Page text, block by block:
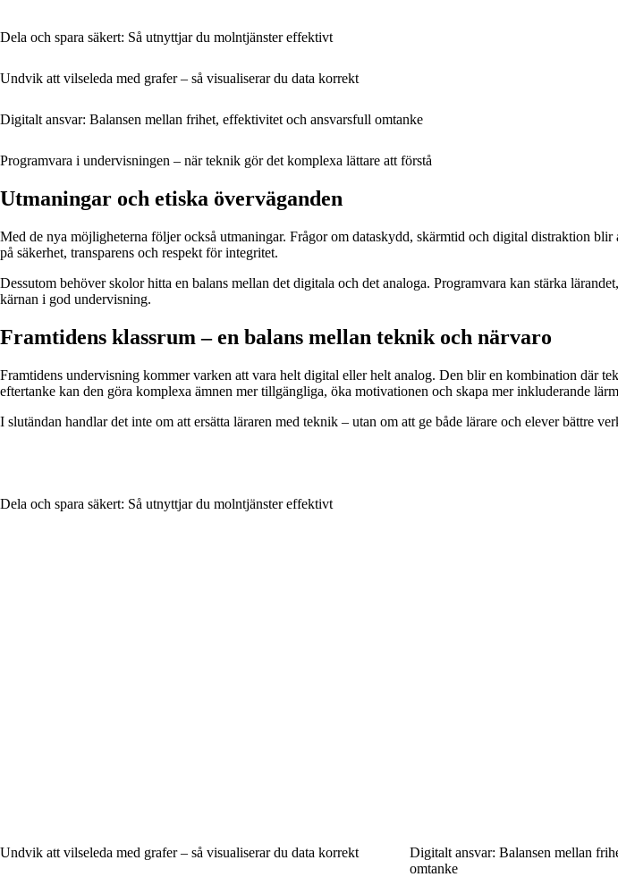
Dela och spara säkert: Så utnyttjar du molntjänster effektivt
Undvik att vilseleda med grafer – så visualiserar du data korrekt
Digitalt ansvar: Balansen mellan frihet, effektivitet och ansvarsfull omtanke
Programvara i undervisningen – när teknik gör det komplexa lättare att förstå
Utmaningar och etiska överväganden
Med de nya möjligheterna följer också utmaningar. Frågor om dataskydd, skärmtid och digital distraktion
på säkerhet, transparens och respekt för integritet.
Dessutom behöver skolor hitta en balans mellan det digitala och det analoga. Programvara kan stärka
kärnan i god undervisning.
Framtidens klassrum – en balans mellan teknik och närvaro
Framtidens undervisning kommer varken att vara helt digital eller helt analog. Den blir en kombination där
eftertanke kan den göra komplexa ämnen mer tillgängliga, öka motivationen och skapa mer inkluderande
I slutändan handlar det inte om att ersätta läraren med teknik – utan om att ge både lärare och elever bättre
Dela och spara säkert: Så utnyttjar du molntjänster effektivt
Undvik att vilseleda med grafer – så visualiserar du data korrekt
Digitalt ansvar: Balansen mellan
omtanke